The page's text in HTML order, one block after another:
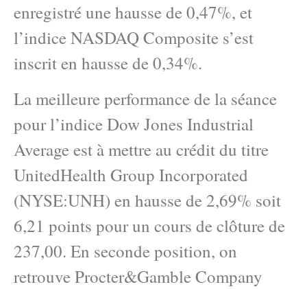
enregistré une hausse de 0,47%, et
l’indice NASDAQ Composite s’est
inscrit en hausse de 0,34%.
La meilleure performance de la séance
pour l’indice Dow Jones Industrial
Average est à mettre au crédit du titre
UnitedHealth Group Incorporated
(NYSE:UNH) en hausse de 2,69% soit
6,21 points pour un cours de clôture de
237,00. En seconde position, on
retrouve Procter&Gamble Company